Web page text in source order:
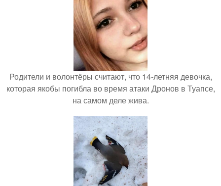
Родители и волонтёры считают, что 14-летняя девочка,
которая якобы погибла во время атаки Дронов в Туапсе,
на самом деле жива.